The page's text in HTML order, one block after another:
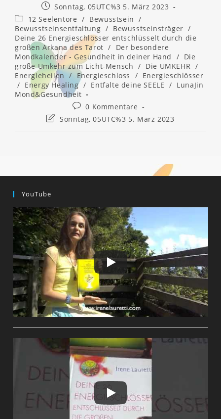
Beitrag
veröffentlicht:
Sonntag, 05UTC%3 5. März 2023
Beitrags-
Kategorie:
12 Seelentore / Bewusstsein
/
Bewusstseinsentfaltung / Bewusstseinsträger /
Deine 26 Energieschlösser entschlüsselt durch die
großen Arkana des Tarot /
Der besondere
Mondkalender - Gesundheit in deiner Hand
/ Die
große Umkehr zum Licht-Mensch / Die UMKEHR /
Energieheilen
/ Energieschloss / Energieschlösser
/ Energy Healing / Entfalte deine SEELE / LunaJin
Mond&Gesundheit
Beitrags-
Kommentare:
0 Kommentare
BeitragSonntag, 05UTC%3 5. März 2023
YouTube